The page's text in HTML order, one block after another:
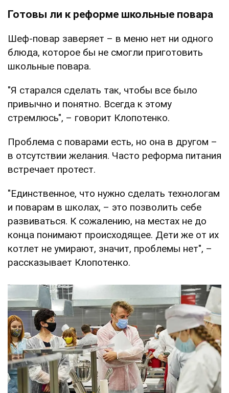
Готовы ли к реформе школьные повара
Шеф-повар заверяет – в меню нет ни одного
блюда, которое бы не смогли приготовить
школьные повара.
"Я старался сделать так, чтобы все было
привычно и понятно. Всегда к этому
стремлюсь", – говорит Клопотенко.
Проблема с поварами есть, но она в другом –
в отсутствии желания. Часто реформа питания
встречает протест.
"Единственное, что нужно сделать технологам
и поварам в школах, – это позволить себе
развиваться. К сожалению, на местах не до
конца понимают происходящее. Дети же от их
котлет не умирают, значит, проблемы нет", –
рассказывает Клопотенко.